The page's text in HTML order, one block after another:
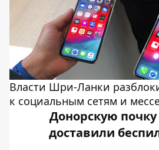
Власти Шри-Ланки
к социальным сетям и
Донорскую
доставили